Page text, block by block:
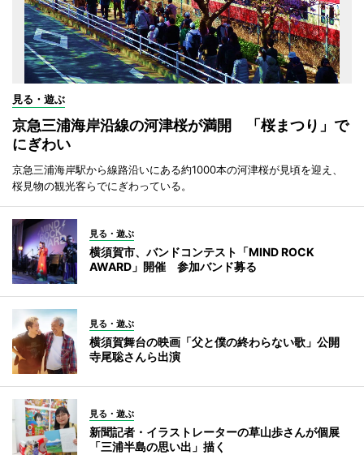
見る・遊ぶ
京急三浦海岸沿線の河津桜が満開 「桜まつり」で
にぎわい
京急三浦海岸駅から線路沿いにある約1000本の河津桜が見頃を迎え、
桜見物の観光客らでにぎわっている。
見る・遊ぶ
横須賀市、バンドコンテスト「MIND ROCK
AWARD」開催 参加バンド募る
見る・遊ぶ
横須賀舞台の映画「父と僕の終わらない歌」公開
寺尾聡さんら出演
見る・遊ぶ
新聞記者・イラストレーターの草山歩さんが個展
「三浦半島の思い出」描く